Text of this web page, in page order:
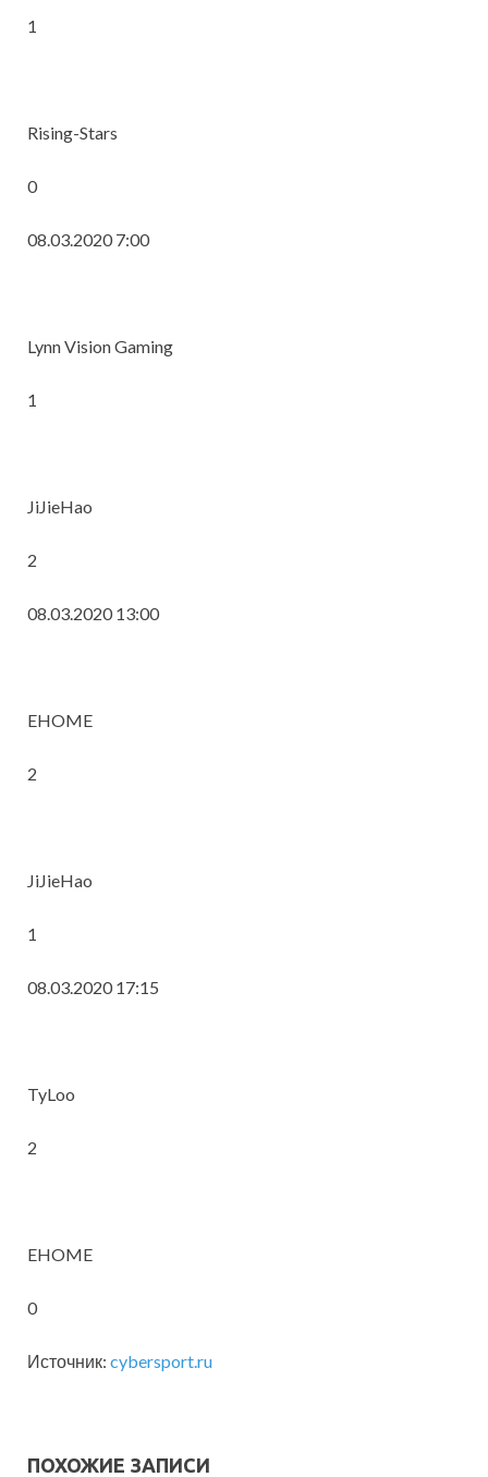
1
Rising-Stars
0
08.03.2020 7:00
Lynn Vision Gaming
1
JiJieHao
2
08.03.2020 13:00
EHOME
2
JiJieHao
1
08.03.2020 17:15
TyLoo
2
EHOME
0
Источник: cybersport.ru
ПОХОЖИЕ ЗАПИСИ